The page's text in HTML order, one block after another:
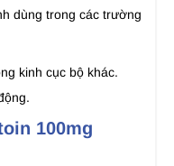
dùng trong các trường
kinh cục bộ khác.
100mg